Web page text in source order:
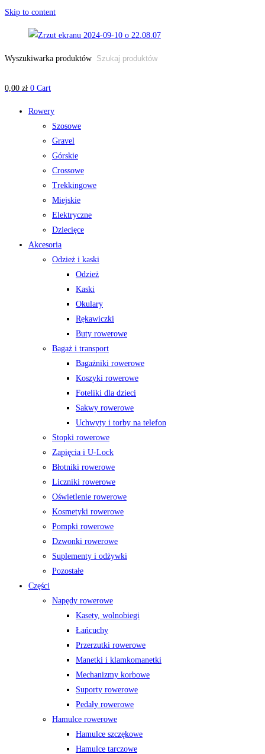
Skip to content
Wyszukiwarka produktów
0,00 zł 0 Cart
Rowery
Szosowe
Gravel
Górskie
Crossowe
Trekkingowe
Miejskie
Elektryczne
Dziecięce
Akcesoria
Odzież i kaski
Odzież
Kaski
Okulary
Rękawiczki
Buty rowerowe
Bagaż i transport
Bagażniki rowerowe
Koszyki rowerowe
Foteliki dla dzieci
Sakwy rowerowe
Uchwyty i torby na telefon
Stopki rowerowe
Zapięcia i U-Lock
Błotniki rowerowe
Liczniki rowerowe
Oświetlenie rowerowe
Kosmetyki rowerowe
Pompki rowerowe
Dzwonki rowerowe
Suplementy i odżywki
Pozostałe
Części
Napędy rowerowe
Kasety, wolnobiegi
Łańcuchy
Przerzutki rowerowe
Manetki i klamkomanetki
Mechanizmy korbowe
Suporty rowerowe
Pedały rowerowe
Hamulce rowerowe
Hamulce szczękowe
Hamulce tarczowe